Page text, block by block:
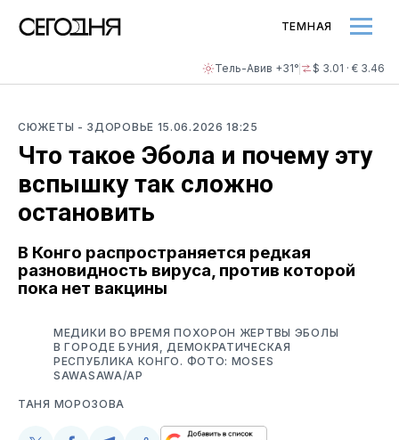
Тель-Авив +31° $ 3.01 · € 3.46
ТЕМНАЯ
СЮЖЕТЫ - ЗДОРОВЬЕ 15.06.2026 18:25
Что такое Эбола и почему эту
вспышку так сложно
остановить
В Конго распространяется редкая
разновидность вируса, против которой
пока нет вакцины
МЕДИКИ ВО ВРЕМЯ ПОХОРОН ЖЕРТВЫ ЭБОЛЫ
В ГОРОДЕ БУНИЯ, ДЕМОКРАТИЧЕСКАЯ
РЕСПУБЛИКА КОНГО. ФОТО: MOSES
SAWASAWA/AP
ТАНЯ МОРОЗОВА